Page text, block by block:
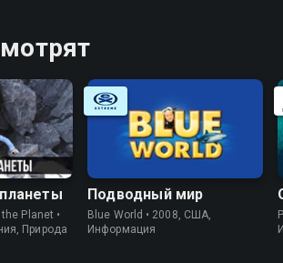
Planet •
Природа
Подводный мир
Blue World • 2008, США,
Информация